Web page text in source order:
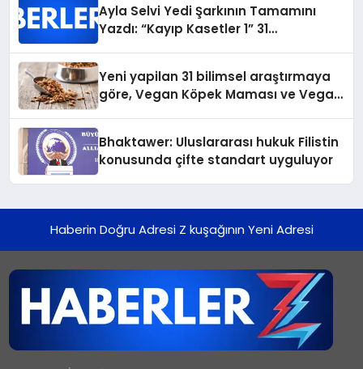
Ayla Selvi Yedi Şarkının Tamamını
Yazdı: “Kayıp Kasetler 1” 31
Yeni yapilan 31 bilimsel araştırmaya
göre, Vegan Köpek Maması ve Vegan
Bhaktawer: Uluslararası hukuk Filistin
konusunda çifte standart uyguluyor
Haberin Doğru Adresi Z kuşağının Yeni Adresi